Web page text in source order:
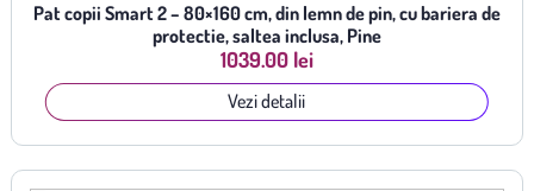
Pat copii Smart 2 – 80×160 cm, din lemn de pin, cu bariera de
protectie, saltea inclusa, Pine
1039.00 lei
Vezi detalii